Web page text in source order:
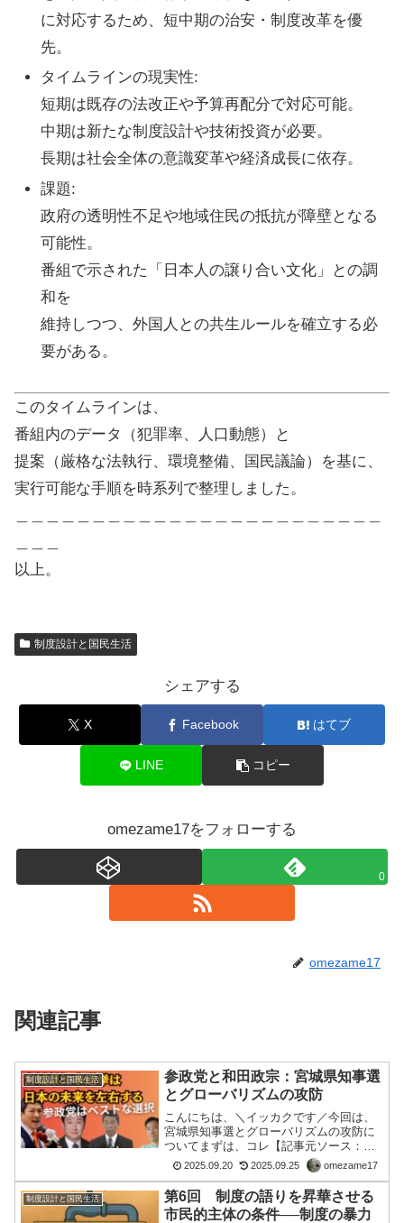
に対応するため、短中期の治安・制度改革を優
先。
タイムラインの現実性:
短期は既存の法改正や予算再配分で対応可能。
中期は新たな制度設計や技術投資が必要。
長期は社会全体の意識変革や経済成長に依存。
課題:
政府の透明性不足や地域住民の抵抗が障壁となる
可能性。
番組で示された「日本人の譲り合い文化」との調
和を
維持しつつ、外国人との共生ルールを確立する必
要がある。
このタイムラインは、
番組内のデータ（犯罪率、人口動態）と
提案（厳格な法執行、環境整備、国民議論）を基に、
実行可能な手順を時系列で整理しました。
以上。
制度設計と国民生活
シェアする
X Facebook はてブ
LINE コピー
omezame17をフォローする
0
omezame17
関連記事
制度設計と国民生活
参政党と和田政宗：宮城県知事選
とグローバリズムの攻防
こんにちは、＼イッカクです／今回は、
宮城県知事選とグローバリズムの攻防に
ついてまずは、コレ【記事元ソース：ネ
タ】 【和田政宗氏のクルド人問題に対す
る姿勢】【ディープ・ダイブによる解
説】■編集後記 音声動画でも、言ってま
したように コレは、宮...
2025.09.20 2025.09.25 omezame17
制度設計と国民生活
第6回 制度の語りを昇華させる
市民的主体の条件──制度の暴力